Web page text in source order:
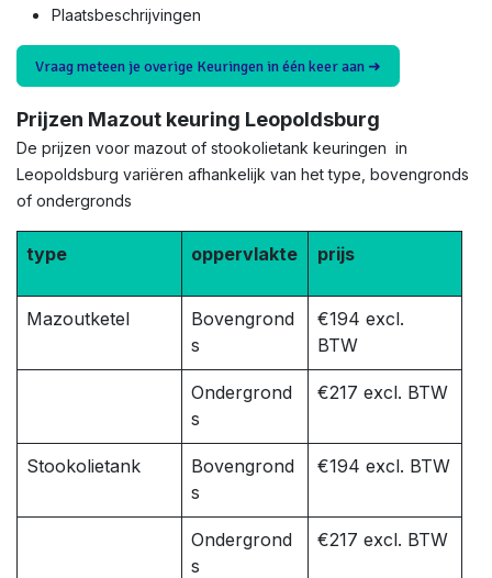
Plaatsbeschrijvingen
Vraag meteen je overige Keuringen in één keer aan ➜
Prijzen Mazout keuring Leopoldsburg
De prijzen voor mazout of stookolietank keuringen in
Leopoldsburg variëren afhankelijk van het type, bovengronds
of ondergronds
type oppervlakte prijs
Mazoutketel
Bovengrond
s
€194 excl.
BTW
Ondergrond
s
€217 excl. BTW
Stookolietank
Bovengrond
s
€194 excl. BTW
Ondergrond
s
€217 excl. BTW